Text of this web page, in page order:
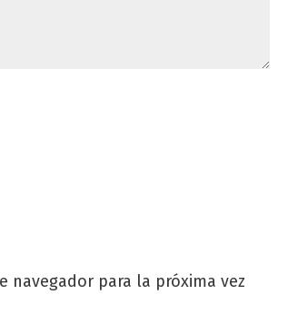
navegador para la próxima vez